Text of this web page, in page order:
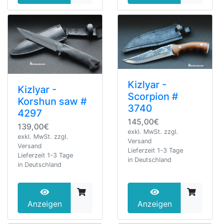
Kizlyar -
Korshun saw #
4297
139,00€
exkl. MwSt. zzgl.
Versand
Lieferzeit 1-3 Tage
in Deutschland
Anzeigen
Kizlyar -
Scorpion #
3740
145,00€
exkl. MwSt. zzgl.
Versand
Lieferzeit 1-3 Tage
in Deutschland
Anzeigen